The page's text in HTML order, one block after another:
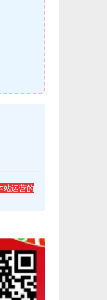
站运营的